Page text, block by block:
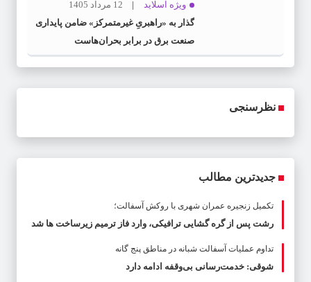
ویژه اسلاید
12 مرداد 1405
گذار به «راهبریِ غیرمتمرکز» ضامن پایداری
صنعت برق در برابر بحران‌هاست
نظرسنجی
جدیدترین مطالب
تکمیل زنجیره عمران شهری با روکش آسفالت؛
رشت پس از گره گشایی ترافیکی، وارد فاز ترمیم زیرساخت ها شد
تداوم عملیات آسفالت‌ شبانه در مناطق پنج گانه
شوقی: خدمت‌رسانی بی‌وقفه ادامه دارد